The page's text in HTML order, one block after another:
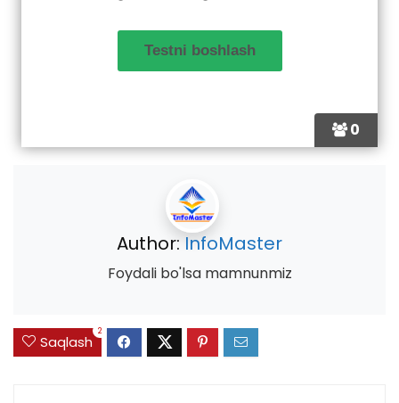
0
Author:InfoMaster
Foydali bo'lsa mamnunmiz
Saqlash
2